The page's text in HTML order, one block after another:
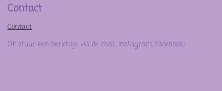
Contact
Contact
Of stuur een berichtje via de chat, Instagram, Facebook!